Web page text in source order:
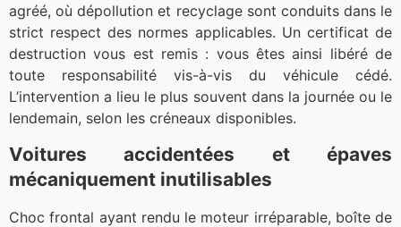
agréé, où dépollution et recyclage sont conduits dans le
strict respect des normes applicables. Un certificat de
destruction vous est remis : vous êtes ainsi libéré de
toute responsabilité vis-à-vis du véhicule cédé.
L’intervention a lieu le plus souvent dans la journée ou le
lendemain, selon les créneaux disponibles.
Voitures accidentées et épaves
mécaniquement inutilisables
Choc frontal ayant rendu le moteur irréparable, boîte de